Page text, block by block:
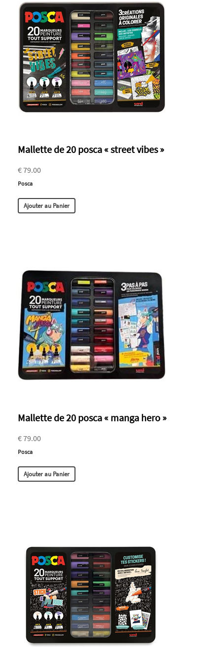
Mallette de 20 posca « street vibes »
€ 79.00
Posca
Ajouter au Panier
Mallette de 20 posca « manga hero »
€ 79.00
Posca
Ajouter au Panier